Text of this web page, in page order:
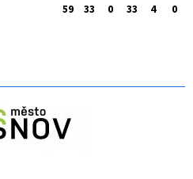
59 33 0 33 4 0